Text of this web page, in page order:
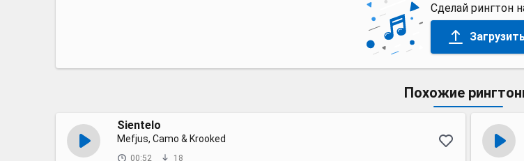
Сделай рингтон
Похожие
Sientelo
Mefjus, Camo & Krooked
00:52 18